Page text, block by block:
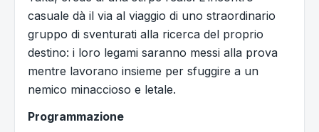
casuale dà il via al viaggio di uno straordinario
gruppo di sventurati alla ricerca del proprio
destino: i loro legami saranno messi alla prova
mentre lavorano insieme per sfuggire a un
nemico minaccioso e letale.
Programmazione